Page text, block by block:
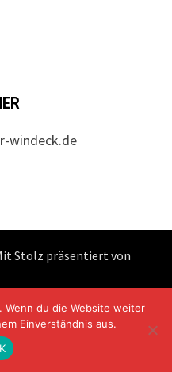
windeck.de
Stolz präsentiert von
Wenn du die Website weiter
Einverständnis aus.